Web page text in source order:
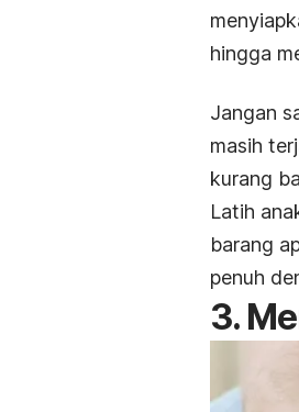
hingga
Jangan
masih
kurang
Latih
barang
penuh
3.